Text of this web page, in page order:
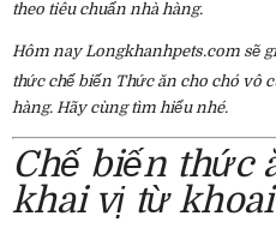
theo tiêu chuẩn nhà hàng.
Hôm nay Longkhanhpets.com sẽ
thức chế biến Thức ăn cho chó vô
hàng. Hãy cùng tìm hiểu nhé.
Chế biến thức
khai vị từ